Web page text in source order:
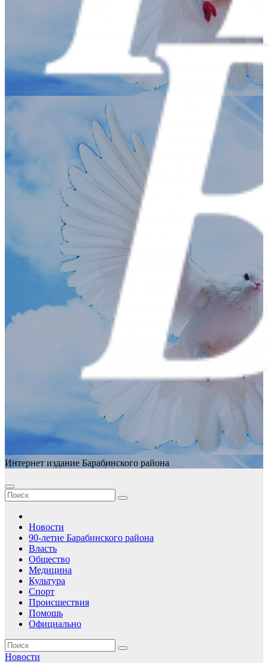
Интернет издание Барабинского района
Новости
90-летие Барабинского района
Власть
Общество
Медицина
Культура
Спорт
Происшествия
Помошь
Официально
Новости